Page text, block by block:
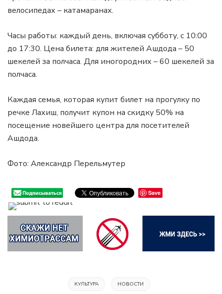
велосипедах – катамаранах.
Часы работы: каждый день, включая субботу, с 10:00
до 17:30. Цена билета: для жителей Ашдода – 50
шекелей за полчаса. Для иногородних – 60 шекелей за
полчаса.
Каждая семья, которая купит билет на прогулку по
речке Лахиш, получит купон на скидку 50% на
посещение новейшего центра для посетителей
Ашдода.
Фото: Александр Перельмутер
Save
КУЛЬТУРА НОВОСТИ